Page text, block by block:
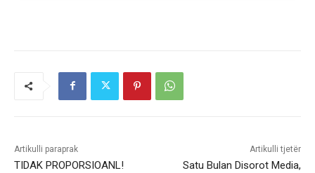
Artikulli paraprak
TIDAK PROPORSIOANL!
Artikulli tjetër
Satu Bulan Disorot Media,